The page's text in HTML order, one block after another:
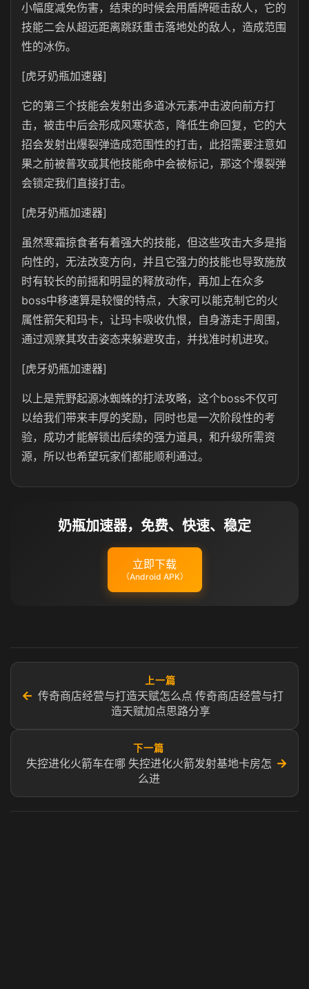
小幅度减免伤害，结束的时候会用盾牌砸击敌人，它的
技能二会从超远距离跳跃重击落地处的敌人，造成范围
性的冰伤。
[虎牙奶瓶加速器]
它的第三个技能会发射出多道冰元素冲击波向前方打
击，被击中后会形成风寒状态，降低生命回复，它的大
招会发射出爆裂弹造成范围性的打击，此招需要注意如
果之前被普攻或其他技能命中会被标记，那这个爆裂弹
会锁定我们直接打击。
[虎牙奶瓶加速器]
虽然寒霜掠食者有着强大的技能，但这些攻击大多是指
向性的，无法改变方向，并且它强力的技能也导致施放
时有较长的前摇和明显的释放动作，再加上在众多
boss中移速算是较慢的特点，大家可以能克制它的火
属性箭矢和玛卡，让玛卡吸收仇恨，自身游走于周围，
通过观察其攻击姿态来躲避攻击，并找准时机进攻。
[虎牙奶瓶加速器]
以上是荒野起源冰蜘蛛的打法攻略，这个boss不仅可
以给我们带来丰厚的奖励，同时也是一次阶段性的考
验，成功才能解锁出后续的强力道具，和升级所需资
源，所以也希望玩家们都能顺利通过。
奶瓶加速器，免费、快速、稳定
立即下载
（Android APK）
←
上一篇
传奇商店经营与打造天赋怎么点 传奇商店经营与打
造天赋加点思路分享
下一篇
失控进化火箭车在哪 失控进化火箭发射基地卡房怎
么进
→